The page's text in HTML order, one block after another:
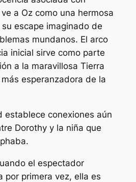
a Oz como una hermosa
escape imaginado de
mundanos. El arco
inicial sirve como parte
a la maravillosa Tierra
esperanzadora de la
establece conexiones aún
Dorothy y la niña que
el espectador
por primera vez, ella es